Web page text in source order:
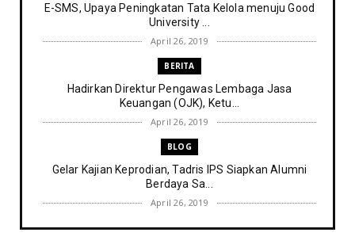
E-SMS, Upaya Peningkatan Tata Kelola menuju Good
University ...
April 26, 2019
BERITA
Hadirkan Direktur Pengawas Lembaga Jasa
Keuangan (OJK), Ketu...
April 26, 2019
BLOG
Gelar Kajian Keprodian, Tadris IPS Siapkan Alumni
Berdaya Sa...
April 26, 2019
BERITA